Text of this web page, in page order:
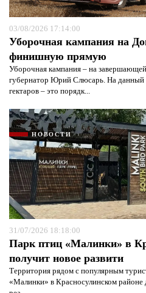
03/08/2026 17:14:00
Уборочная кампания на
финишную прямую
Уборочная кампания – на
губернатор Юрий Слюсарь. На
гектаров – это порядк...
НОВОСТИ
31/07/2026 18:18:00
Парк птиц «Малинки» в
получит новое развити
Территория рядом с популярным
«Малинки» в Красносулинском районе